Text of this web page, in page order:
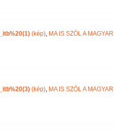
(kép), MA IS SZÓL A
(kép), MA IS SZÓL A